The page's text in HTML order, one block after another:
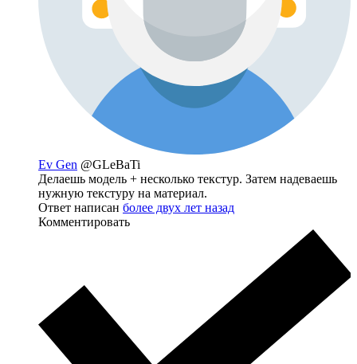
Ev Gen @GLeBaTi
Делаешь модель + несколько текстур. Затем надеваешь
нужную текстуру на материал.
Ответ написан более двух лет назад
Комментировать